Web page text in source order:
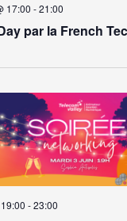
par la French
17:00 -21:00
-23:00